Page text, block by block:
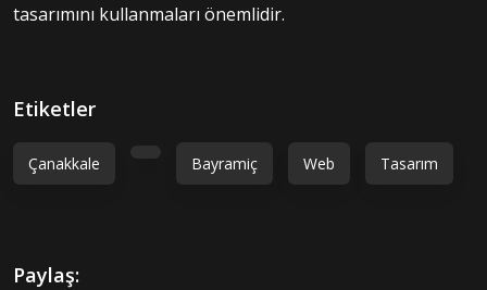
tasarımını kullanmaları önemlidir.
Etiketler
Çanakkale Bayramiç Web Tasarım
Paylaş: